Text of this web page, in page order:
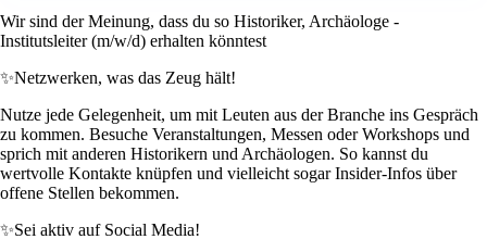
Wir sind der Meinung, dass du so Historiker, Archäologe -
Institutsleiter (m/w/d) erhalten könntest
✨Netzwerken, was das Zeug hält!
Nutze jede Gelegenheit, um mit Leuten aus der Branche ins Gespräch
zu kommen. Besuche Veranstaltungen, Messen oder Workshops und
sprich mit anderen Historikern und Archäologen. So kannst du
wertvolle Kontakte knüpfen und vielleicht sogar Insider-Infos über
offene Stellen bekommen.
✨Sei aktiv auf Social Media!